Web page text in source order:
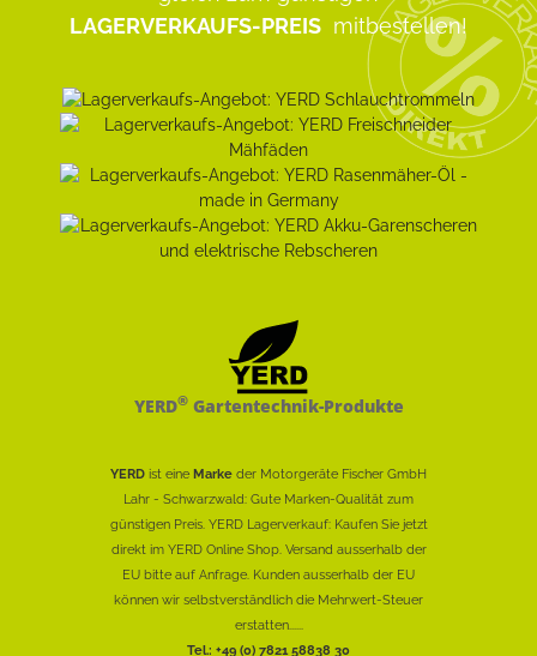
LAGERVERKAUFS-PREIS mitbestellen!
YERD®Gartentechnik-Produkte
YERD ist eine Marke der Motorgeräte Fischer GmbH
Lahr - Schwarzwald: Gute Marken-Qualität zum
günstigen Preis. YERD Lagerverkauf: Kaufen Sie jetzt
direkt im YERD Online Shop. Versand ausserhalb der
EU bitte auf Anfrage. Kunden ausserhalb der EU
können wir selbstverständlich die Mehrwert-Steuer
erstatten......
Tel.: +49 (0) 7821 58838 30